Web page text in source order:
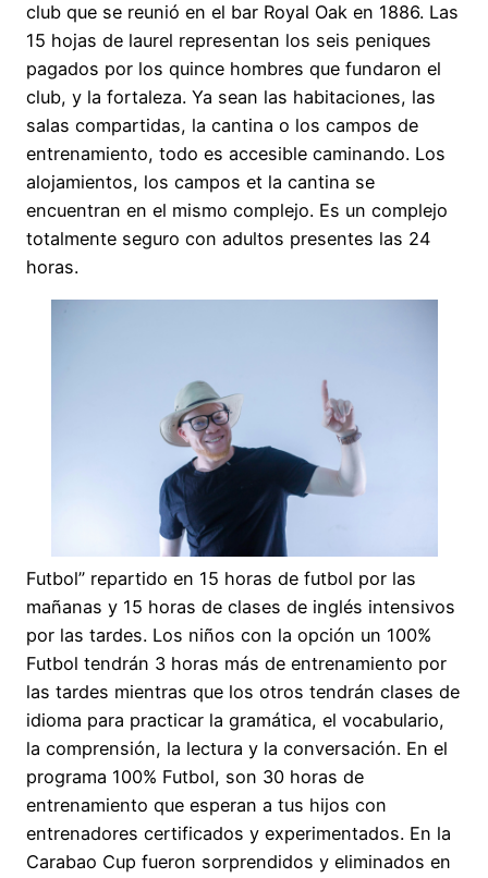
club que se reunió en el bar Royal Oak en 1886. Las
15 hojas de laurel representan los seis peniques
pagados por los quince hombres que fundaron el
club, y la fortaleza. Ya sean las habitaciones, las
salas compartidas, la cantina o los campos de
entrenamiento, todo es accesible caminando. Los
alojamientos, los campos et la cantina se
encuentran en el mismo complejo. Es un complejo
totalmente seguro con adultos presentes las 24
horas.
Futbol” repartido en 15 horas de futbol por las
mañanas y 15 horas de clases de inglés intensivos
por las tardes. Los niños con la opción un 100%
Futbol tendrán 3 horas más de entrenamiento por
las tardes mientras que los otros tendrán clases de
idioma para practicar la gramática, el vocabulario,
la comprensión, la lectura y la conversación. En el
programa 100% Futbol, son 30 horas de
entrenamiento que esperan a tus hijos con
entrenadores certificados y experimentados. En la
Carabao Cup fueron sorprendidos y eliminados en